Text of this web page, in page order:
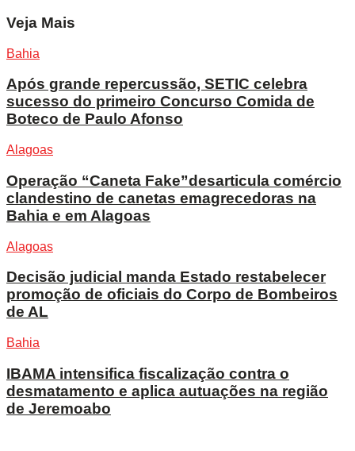
Veja Mais
Bahia
Após grande repercussão, SETIC celebra
sucesso do primeiro Concurso Comida de
Boteco de Paulo Afonso
Alagoas
Operação “Caneta Fake”desarticula comércio
clandestino de canetas emagrecedoras na
Bahia e em Alagoas
Alagoas
Decisão judicial manda Estado restabelecer
promoção de oficiais do Corpo de Bombeiros
de AL
Bahia
IBAMA intensifica fiscalização contra o
desmatamento e aplica autuações na região
de Jeremoabo